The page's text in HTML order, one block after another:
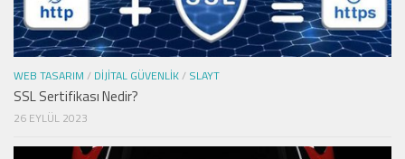
WEB TASARIM / DIJITAL GÜVENLIK/ SLAYT
SSL Sertifikası Nedir?
26 EYLÜL 2023